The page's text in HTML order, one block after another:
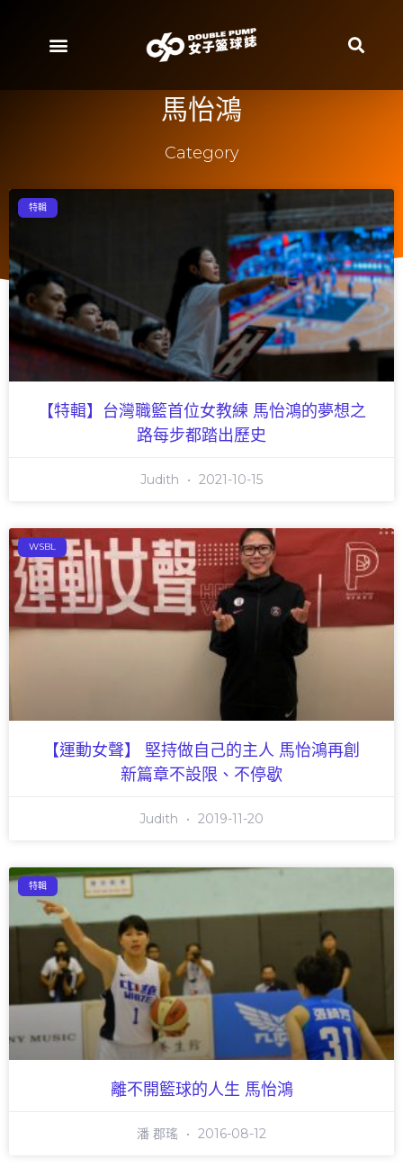
馬怡鴻
Category
特輯
【特輯】台灣職籃首位女教練 馬怡鴻的夢想之
路每步都踏出歷史
Judith 2021-10-15
WSBL
【運動女聲】 堅持做自己的主人 馬怡鴻再創
新篇章不設限、不停歇
Judith 2019-11-20
特輯
離不開籃球的人生 馬怡鴻
潘 郡瑤 2016-08-12